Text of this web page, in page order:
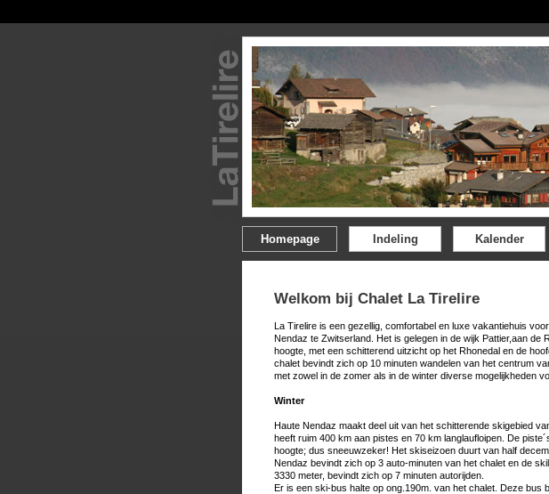
Homepage Indeling Kalender
Welkom bij Chalet La Tirelire
La Tirelire is een gezellig, comfortabel en luxe vakantiehuis
Nendaz te Zwitserland. Het is gelegen in de wijk Pattier,aan de
hoogte, met een schitterend uitzicht op het Rhonedal en de
chalet bevindt zich op 10 minuten wandelen van het centrum
met zowel in de zomer als in de winter diverse mogelijkheden
Winter
Haute Nendaz maakt deel uit van het schitterende skigebied
heeft ruim 400 km aan pistes en 70 km langlaufloipen. De
hoogte; dus sneeuwzeker! Het skiseizoen duurt van half
Nendaz bevindt zich op 3 auto-minuten van het chalet en de
3330 meter, bevindt zich op 7 minuten autorijden.
Er is een ski-bus halte op ong.190m. van het chalet. Deze bus